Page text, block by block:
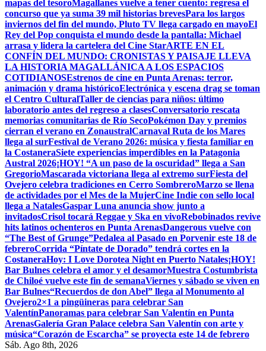
mapas del tesoroMagallanes vuelve a tener cuento: regresa el
concurso que ya suma 39 mil historias brevesPara los largos
inviernos del fin del mundo, Pluto TV llega cargado en mayoEl
Rey del Pop conquista el mundo desde la pantalla: Michael
arrasa y lidera la cartelera del Cine StarARTE EN EL
CONFÍN DEL MUNDO: CRONISTAS Y PAISAJE LLEVA
LA HISTORIA MAGALLÁNICA A LOS ESPACIOS
COTIDIANOSEstrenos de cine en Punta Arenas: terror,
animación y drama históricoElectrónica y escena drag se toman
el Centro CulturalTaller de ciencias para niños: último
laboratorio antes del regreso a clasesConversatorio rescata
memorias comunitarias de Río SecoPokémon Day y premios
cierran el verano en ZonaustralCarnaval Ruta de los Mares
llega al surFestival de Verano 2026: música y fiesta familiar en
la CostaneraSiete experiencias imperdibles en la Patagonia
Austral 2026¡HOY! “A un paso de la oscuridad” llega a San
GregorioMascarada victoriana llega al extremo surFiesta del
Ovejero celebra tradiciones en Cerro SombreroMarzo se llena
de actividades por el Mes de la MujerCine Indie con sello local
llega a NatalesGaspar Luna anuncia show junto a
invitadosCrisol tocará Reggae y Ska en vivoRebobinados revive
hits latinos ochenteros en Punta ArenasDangerous vuelve con
“The Best of Grunge”Pedalea al Pasado en Porvenir este 18 de
febreroCorrida “Píntate de Dorado” tendrá cortes en la
CostaneraHoy: I Love Dorotea Night en Puerto Natales¡HOY!
Bar Bulnes celebra el amor y el desamorMuestra Costumbrista
de Chiloé vuelve este fin de semanaViernes y sábado se viven en
Bar Bulnes“Recuerdos de don Abel” llega al Monumento al
Ovejero2×1 a pingüineras para celebrar San
ValentínPanoramas para celebrar San Valentín en Punta
ArenasGalería Gran Palace celebra San Valentín con arte y
música“Corazón de Escarcha” se proyecta este 14 de febrero
Sáb. Ago 8th, 2026